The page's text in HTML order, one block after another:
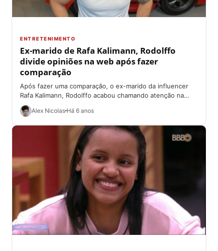
ENTRETENIMENTO
Ex-marido de Rafa Kalimann, Rodolffo
divide opiniões na web após fazer
comparação
Após fazer uma comparação, o ex-marido da influencer
Rafa Kalimann, Rodolffo acabou chamando atenção na
web. A comparação foi feita na tarde...
Alex Nicolas Há 6 anos